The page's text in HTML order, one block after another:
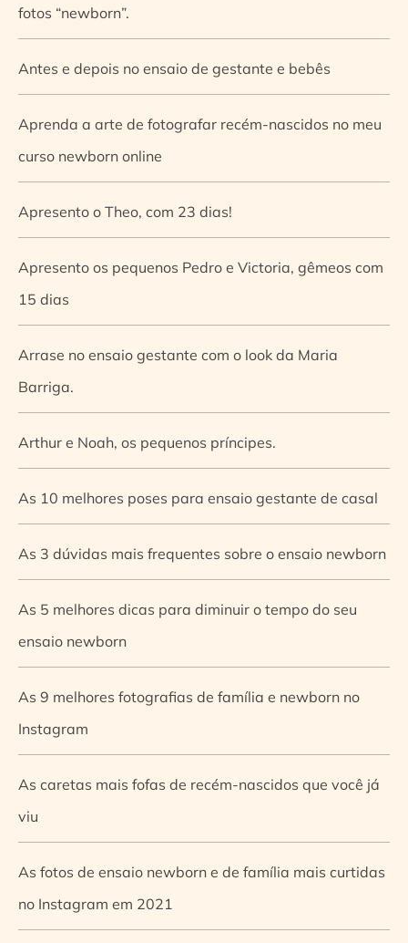
fotos “newborn”.
Antes e depois no ensaio de gestante e bebês
Aprenda a arte de fotografar recém-nascidos no meu
curso newborn online
Apresento o Theo, com 23 dias!
Apresento os pequenos Pedro e Victoria, gêmeos com
15 dias
Arrase no ensaio gestante com o look da Maria
Barriga.
Arthur e Noah, os pequenos príncipes.
As 10 melhores poses para ensaio gestante de casal
As 3 dúvidas mais frequentes sobre o ensaio newborn
As 5 melhores dicas para diminuir o tempo do seu
ensaio newborn
As 9 melhores fotografias de família e newborn no
Instagram
As caretas mais fofas de recém-nascidos que você já
viu
As fotos de ensaio newborn e de família mais curtidas
no Instagram em 2021